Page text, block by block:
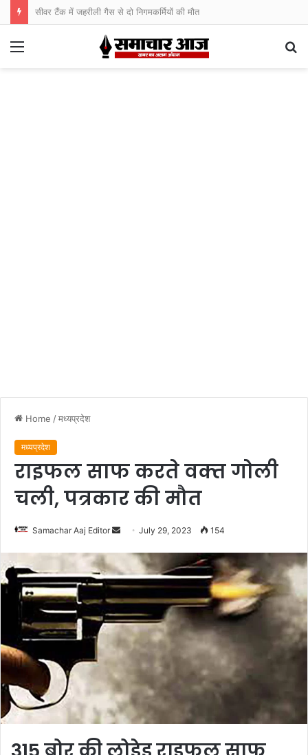
सीवर टैंक में जहरीली गैस से दो निगमकर्मियों की मौत
Menu
Home /मध्यप्रदेश
मध्यप्रदेश
राइफल साफ करते वक्‍त गोली
चली, पत्रकार की मौत
Samachar Aaj Editor
Send
email
July 29, 2023 154